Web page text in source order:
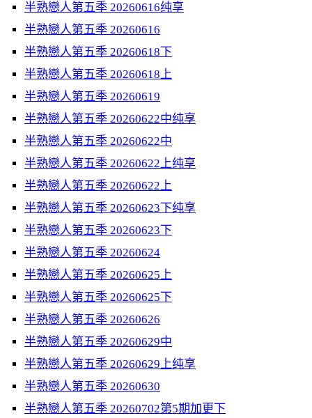
半熟戀人第五季 20260616纯享
半熟戀人第五季 20260616
半熟戀人第五季 20260618下
半熟戀人第五季 20260618上
半熟戀人第五季 20260619
半熟戀人第五季 20260622中纯享
半熟戀人第五季 20260622中
半熟戀人第五季 20260622上纯享
半熟戀人第五季 20260622上
半熟戀人第五季 20260623下纯享
半熟戀人第五季 20260623下
半熟戀人第五季 20260624
半熟戀人第五季 20260625上
半熟戀人第五季 20260625下
半熟戀人第五季 20260626
半熟戀人第五季 20260629中
半熟戀人第五季 20260629上纯享
半熟戀人第五季 20260630
半熟戀人第五季 20260702第5期加更下